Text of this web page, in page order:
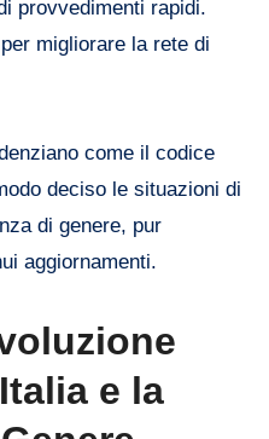
provvedimenti rapidi.
migliorare la rete di
come il codice
deciso le situazioni di
di genere, pur
aggiornamenti.
e la